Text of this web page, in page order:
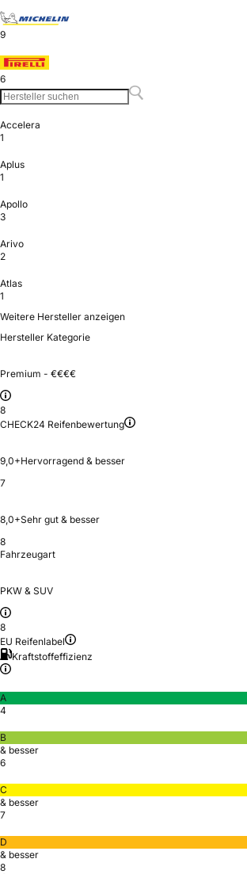
9
6
Accelera
1
Aplus
1
Apollo
3
Arivo
2
Atlas
1
Weitere Hersteller anzeigen
Hersteller Kategorie
Premium - €€€€
8
CHECK24 Reifenbewertung
9,0+Hervorragend & besser
7
8,0+Sehr gut & besser
8
Fahrzeugart
PKW & SUV
8
EU Reifenlabel
Kraftstoffeffizienz
A
4
B
& besser
6
C
& besser
7
D
& besser
8